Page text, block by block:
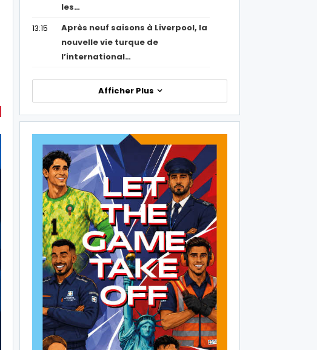
les…
13:15
Après neuf saisons à Liverpool, la
nouvelle vie turque de
l’international…
Afficher Plus